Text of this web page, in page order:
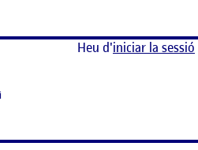
a PAC 4 – Aplicació
Heu d'iniciar la sessió